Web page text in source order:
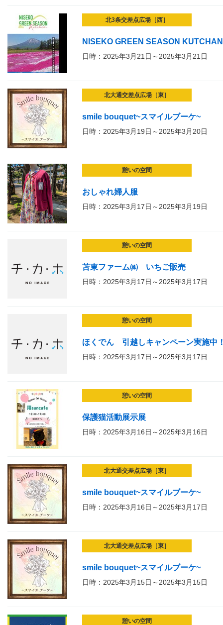
北3条交差点広場［西］
NISEKO GREEN SEASON KUTCHAN
日時：2025年3月21日～2025年3月21日
北大通交差点広場［東］
smile bouquet~スマイルブーケ~
日時：2025年3月19日～2025年3月20日
憩いの空間
おしゃれ婦人服
日時：2025年3月17日～2025年3月19日
憩いの空間
苫東ファーム㈱ いちご販売
日時：2025年3月17日～2025年3月17日
憩いの空間
ほくでん 引越しキャンペーン実施中
日時：2025年3月17日～2025年3月17日
憩いの空間
保護猫活動展示展
日時：2025年3月16日～2025年3月16日
北大通交差点広場［東］
smile bouquet~スマイルブーケ~
日時：2025年3月16日～2025年3月17日
北大通交差点広場［東］
smile bouquet~スマイルブーケ~
日時：2025年3月15日～2025年3月15日
憩いの空間